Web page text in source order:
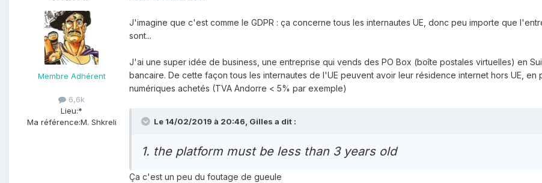
Membre Adhérent
6,6k
Lieu:*
Ma référence:M. Shkreli
J'imagine que c'est comme le GDPR : ça concerne tous les internautes UE, donc peu importe que
sont...
J'ai une super idée de business, une entreprise qui vends des PO Box (boîte postales virtuelles) en
bancaire. De cette façon tous les internautes de l'UE peuvent avoir leur résidence internet hors UE,
numériques achetés (TVA Andorre < 5% par exemple)
Le 14/02/2019 à 20:46, Gilles a dit :
1. the platform must be less than 3 years old
Ça c'est un peu du foutage de gueule